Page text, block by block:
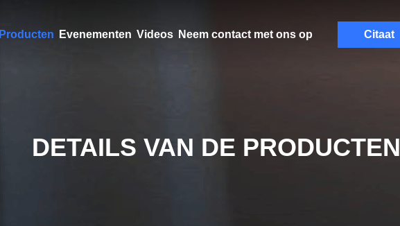
Producten Evenementen Videos Neem contact met ons op Citaat
DETAILS VAN DE PRODUCTEN